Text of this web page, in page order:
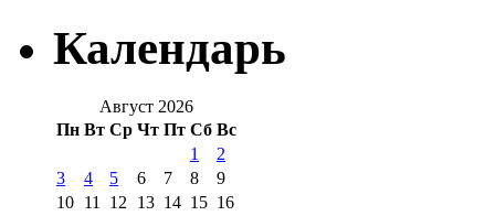
Календарь
Август 2026
Пн Вт Ср Чт Пт Сб Вс
1
2
3
4 5 6 7 8
9
10 11 12 13 14 15 16